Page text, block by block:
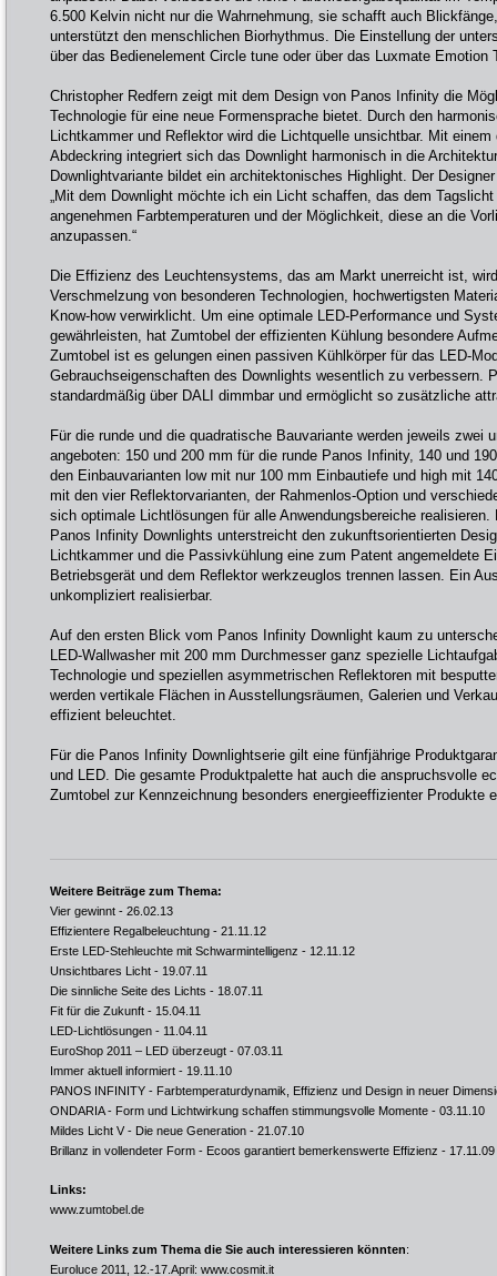
6.500 Kelvin nicht nur die Wahrnehmung, sie schafft auch
unterstützt den menschlichen Biorhythmus. Die Einstellung der
über das Bedienelement Circle tune oder über das Luxmate Emotion
Christopher Redfern zeigt mit dem Design von Panos Infinity die
Technologie für eine neue Formensprache bietet. Durch den
Lichtkammer und Reflektor wird die Lichtquelle unsichtbar. Mit
Abdeckring integriert sich das Downlight harmonisch in die
Downlightvariante bildet ein architektonisches Highlight. Der
„Mit dem Downlight möchte ich ein Licht schaffen, das dem
angenehmen Farbtemperaturen und der Möglichkeit, diese an die
anzupassen.“
Die Effizienz des Leuchtensystems, das am Markt unerreicht ist,
Verschmelzung von besonderen Technologien, hochwertigsten
Know-how verwirklicht. Um eine optimale LED-Performance und
gewährleisten, hat Zumtobel der effizienten Kühlung besondere
Zumtobel ist es gelungen einen passiven Kühlkörper für das LED-
Gebrauchseigenschaften des Downlights wesentlich zu verbessern.
standardmäßig über DALI dimmbar und ermöglicht so zusätzliche
Für die runde und die quadratische Bauvariante werden jeweils zwei
angeboten: 150 und 200 mm für die runde Panos Infinity, 140 und
den Einbauvarianten low mit nur 100 mm Einbautiefe und high mit
mit den vier Reflektorvarianten, der Rahmenlos-Option und
sich optimale Lichtlösungen für alle Anwendungsbereiche realisieren.
Panos Infinity Downlights unterstreicht den zukunftsorientierten
Lichtkammer und die Passivkühlung eine zum Patent angemeldete
Betriebsgerät und dem Reflektor werkzeuglos trennen lassen. Ein
unkompliziert realisierbar.
Auf den ersten Blick vom Panos Infinity Downlight kaum zu
LED-Wallwasher mit 200 mm Durchmesser ganz spezielle
Technologie und speziellen asymmetrischen Reflektoren mit
werden vertikale Flächen in Ausstellungsräumen, Galerien und
effizient beleuchtet.
Für die Panos Infinity Downlightserie gilt eine fünfjährige
und LED. Die gesamte Produktpalette hat auch die anspruchsvolle
Zumtobel zur Kennzeichnung besonders energieeffizienter Produkte
Weitere Beiträge zum Thema:
Vier gewinnt - 26.02.13
Effizientere Regalbeleuchtung - 21.11.12
Erste LED-Stehleuchte mit Schwarmintelligenz - 12.11.12
Unsichtbares Licht - 19.07.11
Die sinnliche Seite des Lichts - 18.07.11
Fit für die Zukunft - 15.04.11
LED-Lichtlösungen - 11.04.11
EuroShop 2011 – LED überzeugt - 07.03.11
Immer aktuell informiert - 19.11.10
PANOS INFINITY - Farbtemperaturdynamik, Effizienz und Design in neuer
ONDARIA - Form und Lichtwirkung schaffen stimmungsvolle Momente - 03.11.10
Mildes Licht V - Die neue Generation - 21.07.10
Brillanz in vollendeter Form - Ecoos garantiert bemerkenswerte Effizienz - 17.11.09
Links:
www.zumtobel.de
Weitere Links zum Thema die Sie auch interessieren könnten:
Euroluce 2011, 12.-17.April: www.cosmit.it